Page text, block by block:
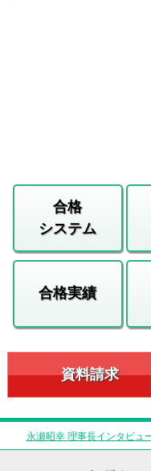
合格
システム
合格実績
資料請求
永瀬昭幸 理事長インタビュ